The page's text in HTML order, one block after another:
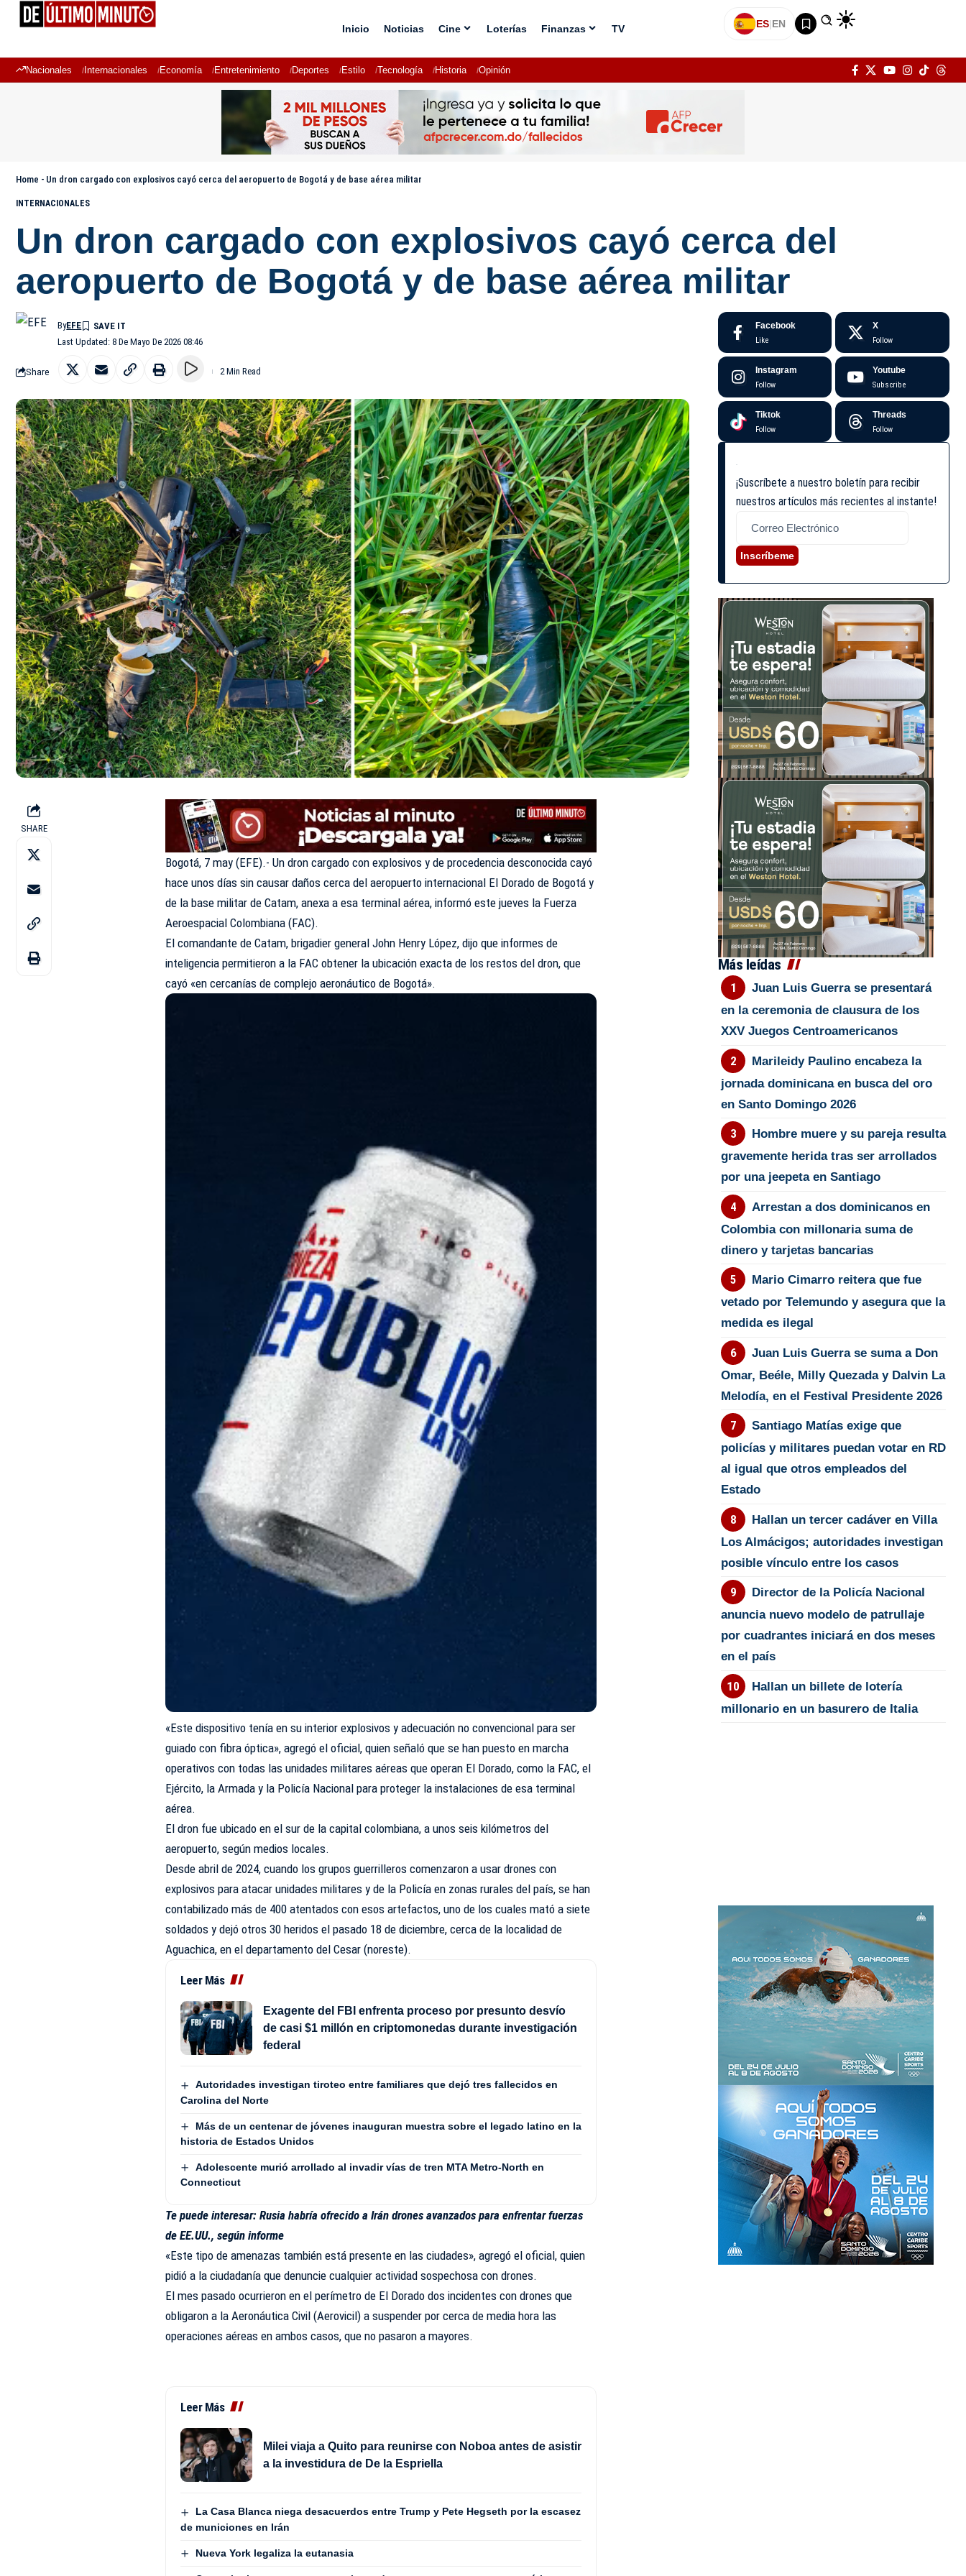
Inicio Noticias Cine Loterías Finanzas TV ES|EN
Nacionales Internacionales Economía Entretenimiento Deportes Estilo Tecnología Historia Opinión
Home - Un dron cargado con explosivos cayó cerca del aeropuerto de Bogotá y de base aérea militar
INTERNACIONALES
Un dron cargado con explosivos cayó cerca del
aeropuerto de Bogotá y de base aérea militar
Last Updated: 8 De Mayo De 2026 08:46
ByEFE
Share 2 Min Read
SHARE
Bogotá, 7 may (EFE).- Un dron cargado con explosivos y de procedencia desconocida cayó
hace unos días sin causar daños cerca del aeropuerto internacional El Dorado de Bogotá y
de la base militar de Catam, anexa a esa terminal aérea, informó este jueves la Fuerza
Aeroespacial Colombiana (FAC).
El comandante de Catam, brigadier general John Henry López, dijo que informes de
inteligencia permitieron a la FAC obtener la ubicación exacta de los restos del dron, que
cayó «en cercanías de complejo aeronáutico de Bogotá».
«Este dispositivo tenía en su interior explosivos y adecuación no convencional para ser
guiado con fibra óptica», agregó el oficial, quien señaló que se han puesto en marcha
operativos con todas las unidades militares aéreas que operan El Dorado, como la FAC, el
Ejército, la Armada y la Policía Nacional para proteger la instalaciones de esa terminal
aérea.
El dron fue ubicado en el sur de la capital colombiana, a unos seis kilómetros del
aeropuerto, según medios locales.
Desde abril de 2024, cuando los grupos guerrilleros comenzaron a usar drones con
explosivos para atacar unidades militares y de la Policía en zonas rurales del país, se han
contabilizado más de 400 atentados con esos artefactos, uno de los cuales mató a siete
soldados y dejó otros 30 heridos el pasado 18 de diciembre, cerca de la localidad de
Aguachica, en el departamento del Cesar (noreste).
Leer Más
Exagente del FBI enfrenta proceso por presunto desvío
de casi $1 millón en criptomonedas durante investigación
federal
Autoridades investigan tiroteo entre familiares que dejó tres fallecidos en
Carolina del Norte
Más de un centenar de jóvenes inauguran muestra sobre el legado latino en la
historia de Estados Unidos
Adolescente murió arrollado al invadir vías de tren MTA Metro-North en
Connecticut
Te puede interesar:Rusia habría ofrecido a Irán drones avanzados para enfrentar fuerzas
de EE.UU., según informe
«Este tipo de amenazas también está presente en las ciudades», agregó el oficial, quien
pidió a la ciudadanía que denuncie cualquier actividad sospechosa con drones.
El mes pasado ocurrieron en el perímetro de El Dorado dos incidentes con drones que
obligaron a la Aeronáutica Civil (Aerovicil) a suspender por cerca de media hora las
operaciones aéreas en ambos casos, que no pasaron a mayores.
Leer Más
Milei viaja a Quito para reunirse con Noboa antes de asistir
a la investidura de De la Espriella
La Casa Blanca niega desacuerdos entre Trump y Pete Hegseth por la escasez
de municiones en Irán
Nueva York legaliza la eutanasia
Facebook
Like
X
Follow
Instagram
Follow
Youtube
Subscribe
Tiktok
Follow
Threads
Follow
¡Suscríbete a nuestro boletín para recibir
nuestros artículos más recientes al instante!
Inscríbeme
Más leídas
Juan Luis Guerra se presentará
en la ceremonia de clausura de los
XXV Juegos Centroamericanos
Marileidy Paulino encabeza la
jornada dominicana en busca del oro
en Santo Domingo 2026
Hombre muere y su pareja resulta
gravemente herida tras ser arrollados
por una jeepeta en Santiago
Arrestan a dos dominicanos en
Colombia con millonaria suma de
dinero y tarjetas bancarias
Mario Cimarro reitera que fue
vetado por Telemundo y asegura que la
medida es ilegal
Juan Luis Guerra se suma a Don
Omar, Beéle, Milly Quezada y Dalvin La
Melodía, en el Festival Presidente 2026
Santiago Matías exige que
policías y militares puedan votar en RD
al igual que otros empleados del
Estado
Hallan un tercer cadáver en Villa
Los Almácigos; autoridades investigan
posible vínculo entre los casos
Director de la Policía Nacional
anuncia nuevo modelo de patrullaje
por cuadrantes iniciará en dos meses
en el país
Hallan un billete de lotería
millonario en un basurero de Italia